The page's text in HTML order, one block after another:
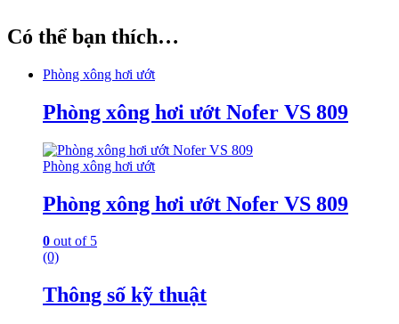
Có thể bạn thích…
Phòng xông hơi ướt
Phòng xông hơi ướt Nofer VS 809
Phòng xông hơi ướt
Phòng xông hơi ướt Nofer VS 809
0 out of 5
(0)
Thông số kỹ thuật